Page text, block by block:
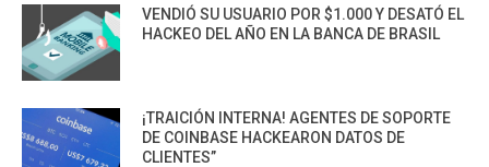
VENDIÓ SU USUARIO POR $1.000 Y DESATÓ EL
HACKEO DEL AÑO EN LA BANCA DE BRASIL
¡TRAICIÓN INTERNA! AGENTES DE SOPORTE
DE COINBASE HACKEARON DATOS DE
CLIENTES”